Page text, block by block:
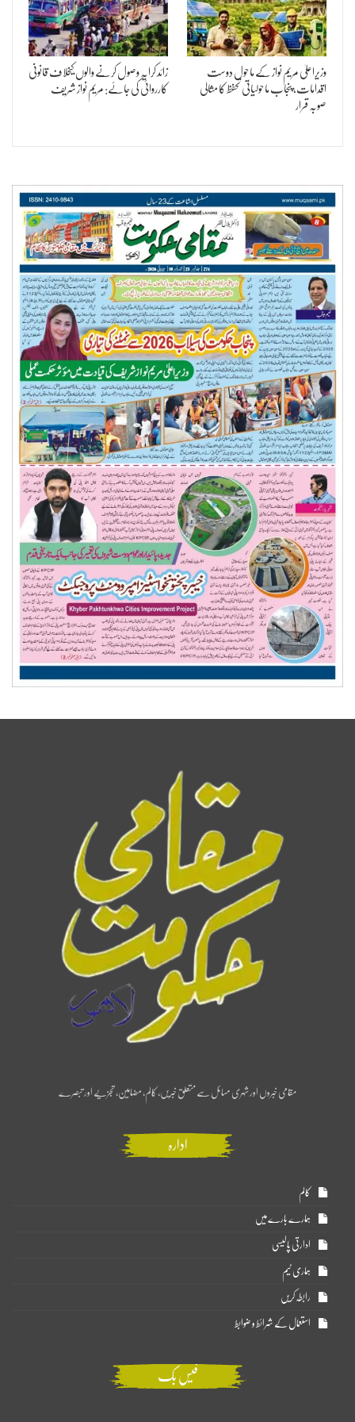
وزیراعلیٰ مریم نواز کے ماحول دوست
اقدامات، پنجاب ماحولیاتی تحفظ کا مثالی
صوبہ قرار
زائد کرایہ وصول کرنے والوں کیخلاف قانونی
کارروائی کی جائے: مریم نواز شریف
مقامی خبروں اور شہری مسائل سے متعلق خبریں، کالم، مضامین، تجزیے اور تبصرے
ادارہ
کالم
ہمارے بارے میں
ادارتی پالیسی
ہماری ٹیم
رابطہ کریں
استعمال کے شرائط و ضوابط
فیس بک